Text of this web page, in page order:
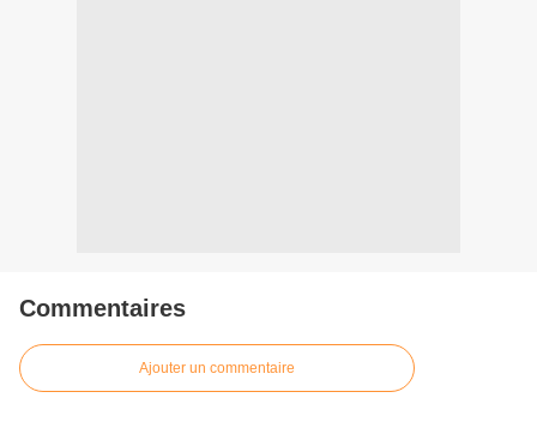
Commentaires
Ajouter un commentaire